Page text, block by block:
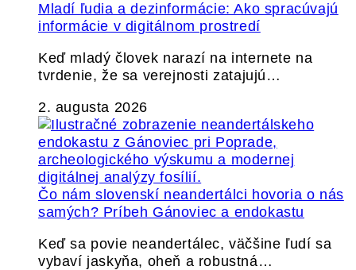
Mladí ľudia a dezinformácie: Ako spracúvajú
informácie v digitálnom prostredí
Keď mladý človek narazí na internete na
tvrdenie, že sa verejnosti zatajujú…
2. augusta 2026
Čo nám slovenskí neandertálci hovoria o nás
samých? Príbeh Gánoviec a endokastu
Keď sa povie neandertálec, väčšine ľudí sa
vybaví jaskyňa, oheň a robustná…